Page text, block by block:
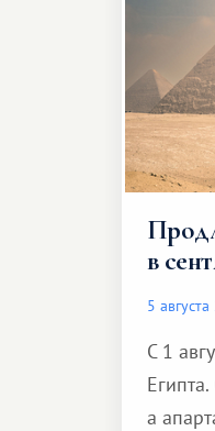
в
5
С 1
а